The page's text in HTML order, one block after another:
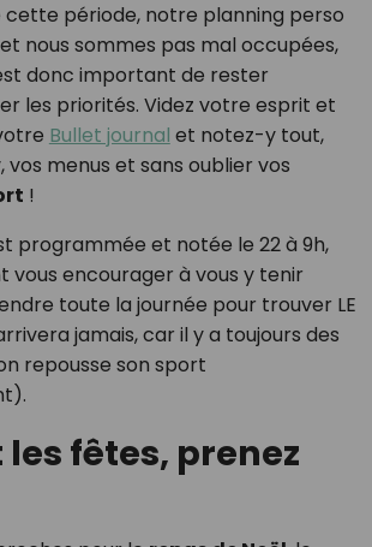
cette période, notre planning perso
nous sommes pas mal occupées,
donc important de rester
les priorités. Videz votre esprit et
Bullet journal et notez-y tout,
vos menus et sans oublier vos
!
programmée et notée le 22 à 9h,
vous encourager à vous y tenir
toute la journée pour trouver LE
jamais, car il y a toujours des
repousse son sport
fêtes, prenez